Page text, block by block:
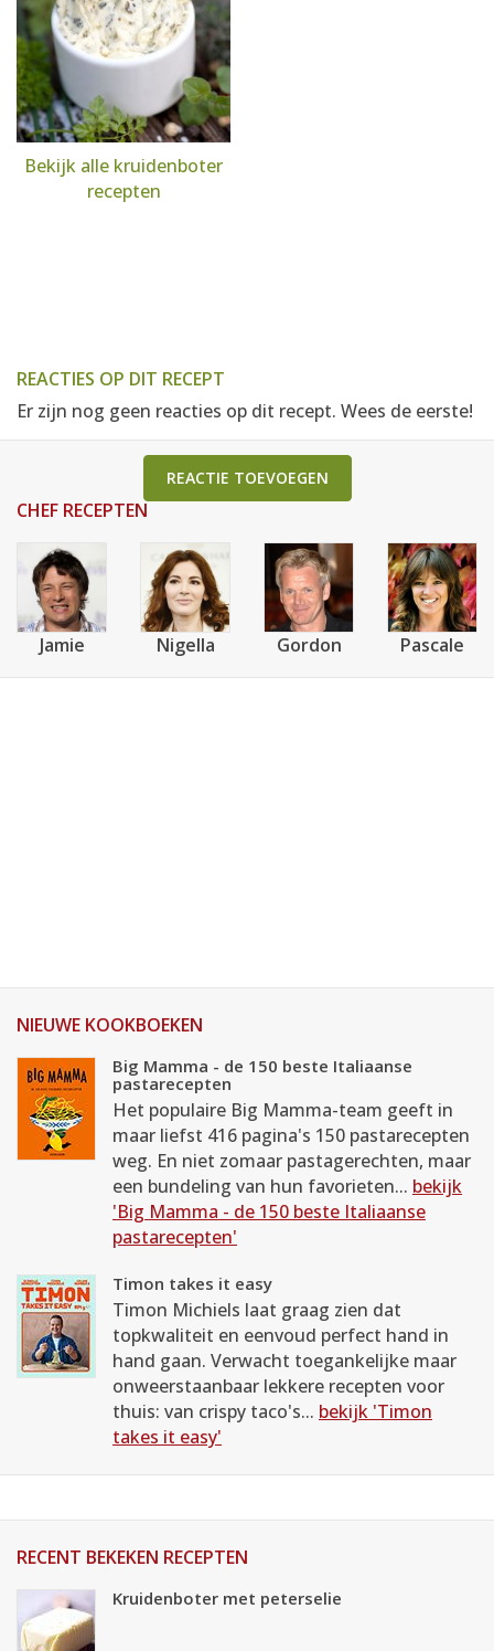
Bekijk alle kruidenboter
recepten
REACTIES OP DIT RECEPT
Er zijn nog geen reacties op dit recept. Wees de eerste!
REACTIE TOEVOEGEN
CHEF RECEPTEN
Jamie Nigella Gordon Pascale
NIEUWE KOOKBOEKEN
Big Mamma - de 150 beste Italiaanse
pastarecepten
Het populaire Big Mamma-team geeft in
maar liefst 416 pagina's 150 pastarecepten
weg. En niet zomaar pastagerechten, maar
een bundeling van hun favorieten... bekijk
'Big Mamma - de 150 beste Italiaanse
pastarecepten'
Timon takes it easy
Timon Michiels laat graag zien dat
topkwaliteit en eenvoud perfect hand in
hand gaan. Verwacht toegankelijke maar
onweerstaanbaar lekkere recepten voor
thuis: van crispy taco's... bekijk 'Timon
takes it easy'
RECENT BEKEKEN RECEPTEN
Kruidenboter met peterselie